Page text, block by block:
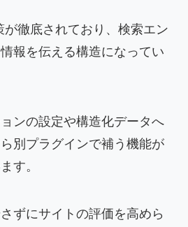
徹底されており、検索エン
報を伝える構造になってい
ンの設定や構造化データへ
別プラグインで補う機能が
す。
ずにサイトの評価を高めら